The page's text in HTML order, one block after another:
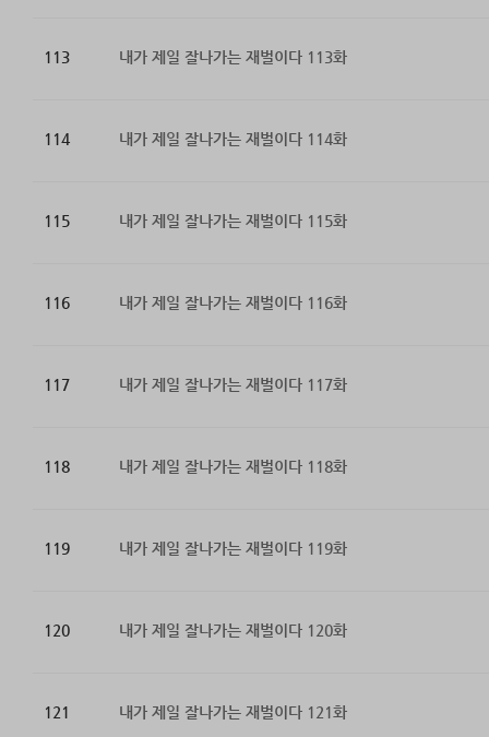
113 내가 제일 잘나가는 재벌이다 113화
114 내가 제일 잘나가는 재벌이다 114화
115 내가 제일 잘나가는 재벌이다 115화
116 내가 제일 잘나가는 재벌이다 116화
117 내가 제일 잘나가는 재벌이다 117화
118 내가 제일 잘나가는 재벌이다 118화
119 내가 제일 잘나가는 재벌이다 119화
120 내가 제일 잘나가는 재벌이다 120화
121 내가 제일 잘나가는 재벌이다 121화